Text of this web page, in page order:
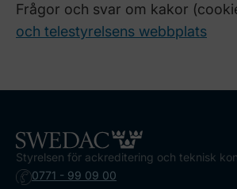
Frågor och svar om kakor
och telestyrelsens webbplats
Styrelsen för ackreditering och teknisk
0771 - 99 09 00